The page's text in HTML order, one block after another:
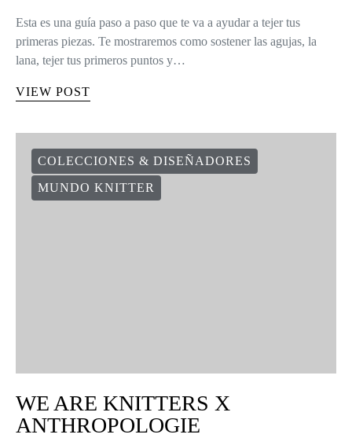
Esta es una guía paso a paso que te va a ayudar a tejer tus
primeras piezas. Te mostraremos como sostener las agujas, la
lana, tejer tus primeros puntos y…
VIEW POST
COLECCIONES & DISEÑADORES
MUNDO KNITTER
WE ARE KNITTERS X
ANTHROPOLOGIE